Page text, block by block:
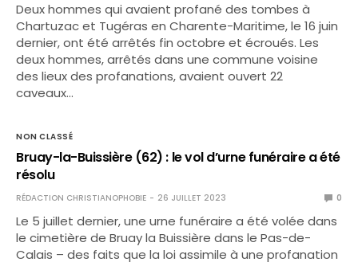
Deux hommes qui avaient profané des tombes à
Chartuzac et Tugéras en Charente-Maritime, le 16 juin
dernier, ont été arrêtés fin octobre et écroués. Les
deux hommes, arrêtés dans une commune voisine
des lieux des profanations, avaient ouvert 22
caveaux…
NON CLASSÉ
Bruay-la-Buissière (62) : le vol d’urne funéraire a été
résolu
RÉDACTION CHRISTIANOPHOBIE 26 JUILLET 2023 0
Le 5 juillet dernier, une urne funéraire a été volée dans
le cimetière de Bruay la Buissière dans le Pas-de-
Calais – des faits que la loi assimile à une profanation